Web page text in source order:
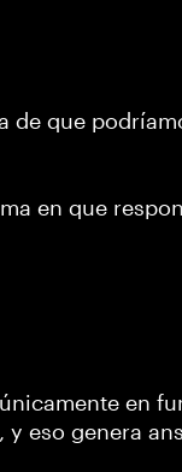
de que
en que
en
eso genera